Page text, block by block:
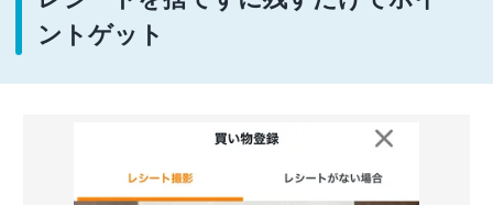
ントゲット